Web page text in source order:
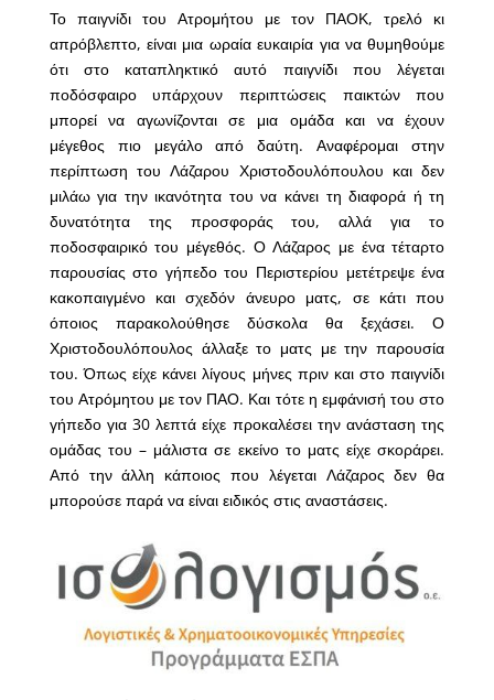
Το παιγνίδι του Ατρομήτου με τον ΠΑΟΚ, τρελό κι
απρόβλεπτο, είναι μια ωραία ευκαιρία για να θυμηθούμε
ότι στο καταπληκτικό αυτό παιγνίδι που λέγεται
ποδόσφαιρο υπάρχουν περιπτώσεις παικτών που
μπορεί να αγωνίζονται σε μια ομάδα και να έχουν
μέγεθος πιο μεγάλο από δαύτη. Αναφέρομαι στην
περίπτωση του Λάζαρου Χριστοδουλόπουλου και δεν
μιλάω για την ικανότητα του να κάνει τη διαφορά ή τη
δυνατότητα της προσφοράς του, αλλά για το
ποδοσφαιρικό του μέγεθός. Ο Λάζαρος με ένα τέταρτο
παρουσίας στο γήπεδο του Περιστερίου μετέτρεψε ένα
κακοπαιγμένο και σχεδόν άνευρο ματς, σε κάτι που
όποιος παρακολούθησε δύσκολα θα ξεχάσει. Ο
Χριστοδουλόπουλος άλλαξε το ματς με την παρουσία
του. Όπως είχε κάνει λίγους μήνες πριν και στο παιγνίδι
του Ατρόμητου με τον ΠΑΟ. Και τότε η εμφάνισή του στο
γήπεδο για 30 λεπτά είχε προκαλέσει την ανάσταση της
ομάδας του – μάλιστα σε εκείνο το ματς είχε σκοράρει.
Από την άλλη κάποιος που λέγεται Λάζαρος δεν θα
μπορούσε παρά να είναι ειδικός στις αναστάσεις.